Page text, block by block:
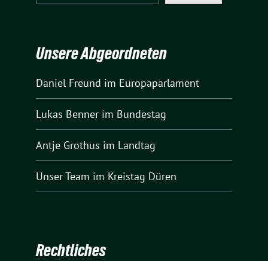
Unsere Abgeordneten
Daniel Freund im Europaparlament
Lukas Benner im Bundestag
Antje Grothus im Landtag
Unser Team im Kreistag Düren
Rechtliches